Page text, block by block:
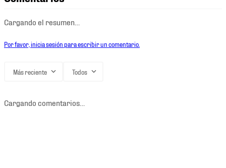
Cargando el resumen…
Por favor, inicia sesión para escribir un comentario.
Más reciente Todos
Cargando comentarios…